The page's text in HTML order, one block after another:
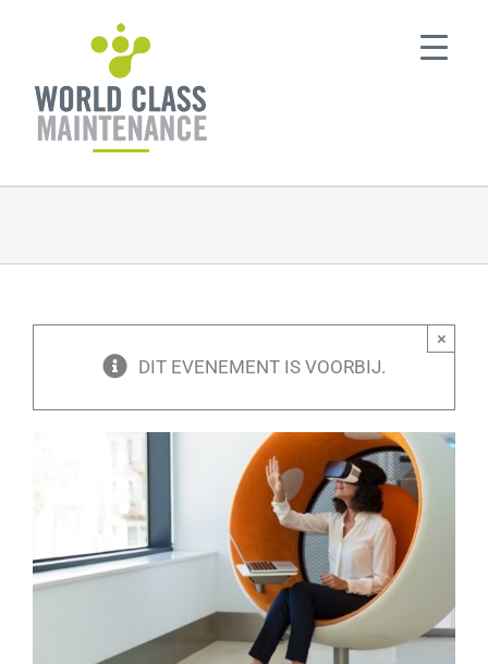
DIT EVENEMENT IS VOORBIJ.
×